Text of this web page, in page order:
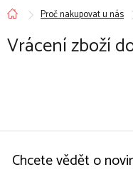
Proč nakupovat u nás
Vrácení zboží
Chcete vědět o